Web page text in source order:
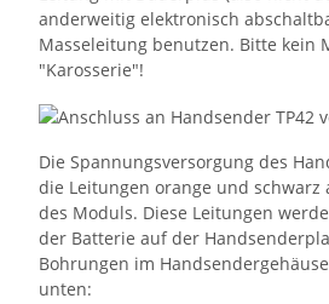
anderweitig elektronisch
Masseleitung benutzen. Bitte kein
"Karosserie"!
Die Spannungsversorgung des
die Leitungen orange und schwarz
des Moduls. Diese Leitungen
der Batterie auf der
Bohrungen im
unten: